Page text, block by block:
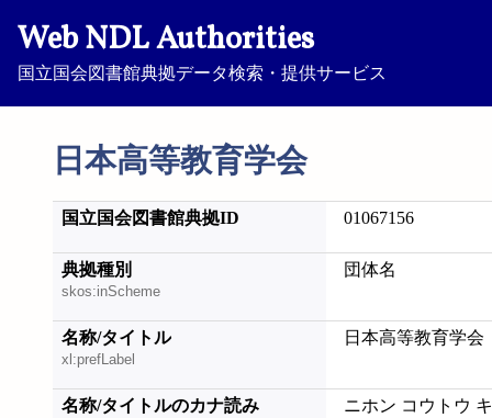
Web NDL Authorities
国立国会図書館典拠データ検索・提供サービス
日本高等教育学会
国立国会図書館典拠ID 01067156
典拠種別
skos:inScheme
団体名
名称/タイトル
xl:prefLabel
日本高等教育学会
名称/タイトルのカナ読み ニホン コウトウ